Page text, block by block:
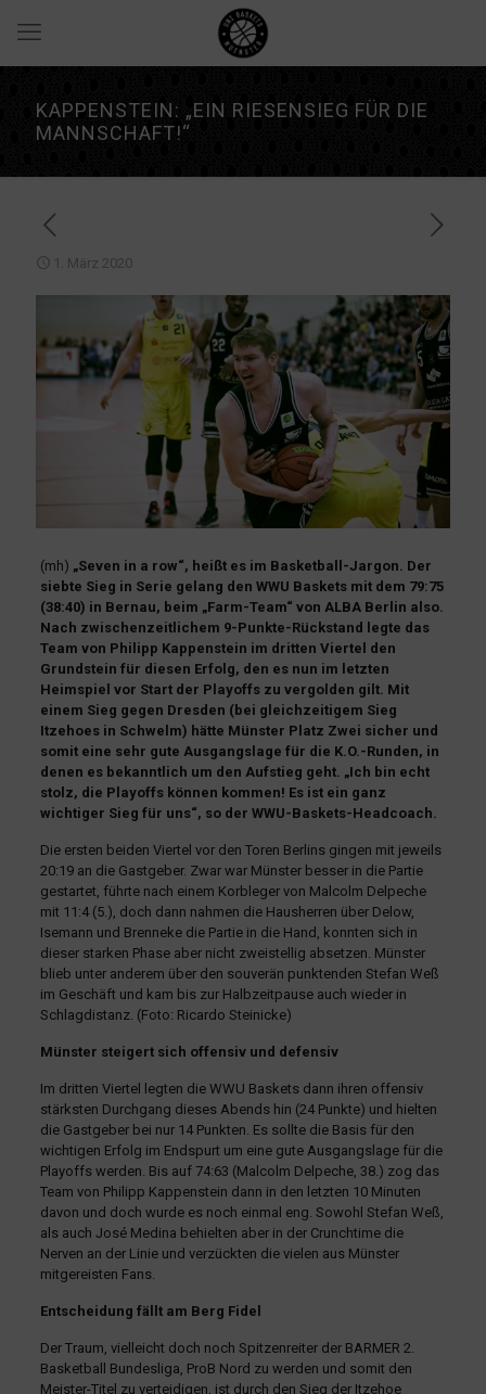
KAPPENSTEIN: „EIN RIESENSIEG FÜR DIE
MANNSCHAFT!“
1. März 2020
(mh) „Seven in a row“, heißt es im Basketball-Jargon. Der
siebte Sieg in Serie gelang den WWU Baskets mit dem 79:75
(38:40) in Bernau, beim „Farm-Team“ von ALBA Berlin also.
Nach zwischenzeitlichem 9-Punkte-Rückstand legte das
Team von Philipp Kappenstein im dritten Viertel den
Grundstein für diesen Erfolg, den es nun im letzten
Heimspiel vor Start der Playoffs zu vergolden gilt. Mit
einem Sieg gegen Dresden (bei gleichzeitigem Sieg
Itzehoes in Schwelm) hätte Münster Platz Zwei sicher und
somit eine sehr gute Ausgangslage für die K.O.-Runden, in
denen es bekanntlich um den Aufstieg geht. „Ich bin echt
stolz, die Playoffs können kommen! Es ist ein ganz
wichtiger Sieg für uns“, so der WWU-Baskets-Headcoach.
Die ersten beiden Viertel vor den Toren Berlins gingen mit jeweils
20:19 an die Gastgeber. Zwar war Münster besser in die Partie
gestartet, führte nach einem Korbleger von Malcolm Delpeche
mit 11:4 (5.), doch dann nahmen die Hausherren über Delow,
Isemann und Brenneke die Partie in die Hand, konnten sich in
dieser starken Phase aber nicht zweistellig absetzen. Münster
blieb unter anderem über den souverän punktenden Stefan Weß
im Geschäft und kam bis zur Halbzeitpause auch wieder in
Schlagdistanz. (Foto: Ricardo Steinicke)
Münster steigert sich offensiv und defensiv
Im dritten Viertel legten die WWU Baskets dann ihren offensiv
stärksten Durchgang dieses Abends hin (24 Punkte) und hielten
die Gastgeber bei nur 14 Punkten. Es sollte die Basis für den
wichtigen Erfolg im Endspurt um eine gute Ausgangslage für die
Playoffs werden. Bis auf 74:63 (Malcolm Delpeche, 38.) zog das
Team von Philipp Kappenstein dann in den letzten 10 Minuten
davon und doch wurde es noch einmal eng. Sowohl Stefan Weß,
als auch José Medina behielten aber in der Crunchtime die
Nerven an der Linie und verzückten die vielen aus Münster
mitgereisten Fans.
Entscheidung fällt am Berg Fidel
Der Traum, vielleicht doch noch Spitzenreiter der BARMER 2.
Basketball Bundesliga, ProB Nord zu werden und somit den
Meister-Titel zu verteidigen, ist durch den Sieg der Itzehoe